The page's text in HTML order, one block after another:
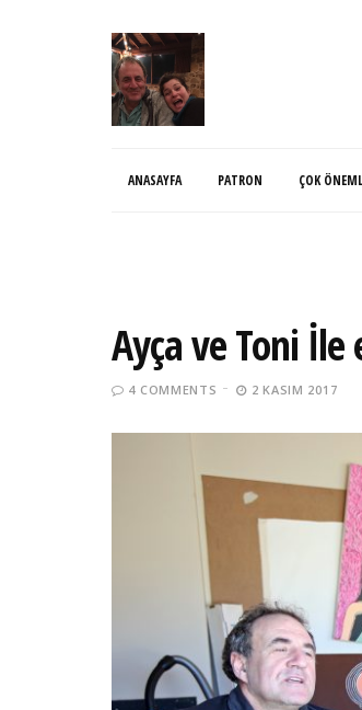
ANASAYFA PATRON ÇOK
Ayça ve Toni
4 COMMENTS 2 KASIM 2017